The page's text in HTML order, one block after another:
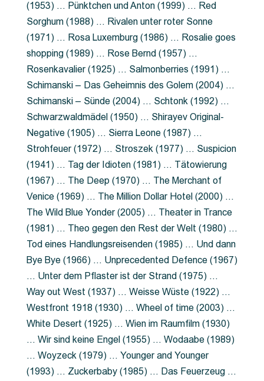
(1953) … Pünktchen und Anton (1999) … Red
Sorghum (1988) … Rivalen unter roter Sonne
(1971) … Rosa Luxemburg (1986) … Rosalie goes
shopping (1989) … Rose Bernd (1957) …
Rosenkavalier (1925) … Salmonberries (1991) …
Schimanski – Das Geheimnis des Golem (2004) …
Schimanski – Sünde (2004) … Schtonk (1992) …
Schwarzwaldmädel (1950) … Shirayev Original-
Negative (1905) … Sierra Leone (1987) …
Strohfeuer (1972) … Stroszek (1977) … Suspicion
(1941) … Tag der Idioten (1981) … Tätowierung
(1967) … The Deep (1970) … The Merchant of
Venice (1969) … The Million Dollar Hotel (2000) …
The Wild Blue Yonder (2005) … Theater in Trance
(1981) … Theo gegen den Rest der Welt (1980) …
Tod eines Handlungsreisenden (1985) … Und dann
Bye Bye (1966) … Unprecedented Defence (1967)
… Unter dem Pflaster ist der Strand (1975) …
Way out West (1937) … Weisse Wüste (1922) …
Westfront 1918 (1930) … Wheel of time (2003) …
White Desert (1925) … Wien im Raumfilm (1930)
… Wir sind keine Engel (1955) … Wodaabe (1989)
… Woyzeck (1979) … Younger and Younger
(1993) … Zuckerbaby (1985) … Das Feuerzeug …